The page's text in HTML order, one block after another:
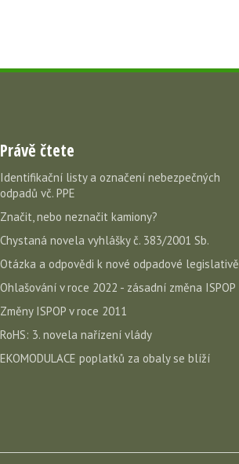
Právě čtete
Identifikační listy a označení nebezpečných
odpadů vč. PPE
Značit, nebo neznačit kamiony?
Chystaná novela vyhlášky č. 383/2001 Sb.
Otázka a odpovědi k nové odpadové legislativě
Ohlašování v roce 2022 - zásadní změna ISPOP
Změny ISPOP v roce 2011
RoHS: 3. novela nařízení vlády
EKOMODULACE poplatků za obaly se blíží